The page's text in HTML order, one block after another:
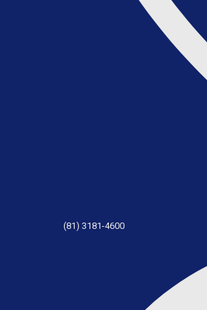
(81) 3181-4600